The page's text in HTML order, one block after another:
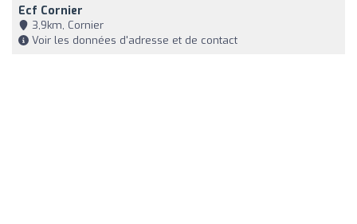
Ecf Cornier
3,9km, Cornier
Voir les données d'adresse et de contact